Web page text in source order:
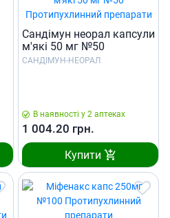
Сандiмун неорал капсули
м'якi 50 мг №50
САНДІМУН-НЕОРАЛ
В наявності у 2 аптеках
1 004.20 грн.
Купити